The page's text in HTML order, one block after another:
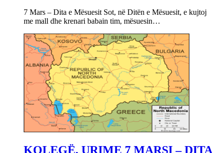
7 Mars – Dita e Mësuesit Sot, në Ditën e Mësuesit, e kujtoj
me mall dhe krenari babain tim, mësuesin…
KOLEGË, URIME 7 MARSI – DITA